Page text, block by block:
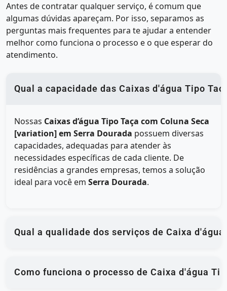
Antes de contratar qualquer serviço, é comum que
algumas dúvidas apareçam. Por isso, separamos as
perguntas mais frequentes para te ajudar a entender
melhor como funciona o processo e o que esperar do
atendimento.
Qual a capacidade das Caixas d'água Tipo
Nossas Caixas d’água Tipo Taça com Coluna Seca
[variation] em Serra Dourada possuem diversas
capacidades, adequadas para atender às
necessidades específicas de cada cliente. De
residências a grandes empresas, temos a solução
ideal para você em Serra Dourada.
Qual a qualidade dos serviços de Caixa
Como funciona o processo de Caixa d'água